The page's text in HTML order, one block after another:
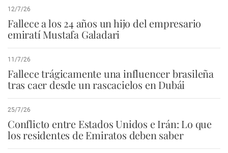
12/7/26
Fallece a los 24 años un hijo del empresario
emiratí Mustafa Galadari
11/7/26
Fallece trágicamente una influencer brasileña
tras caer desde un rascacielos en Dubái
25/7/26
Conflicto entre Estados Unidos e Irán: Lo que
los residentes de Emiratos deben saber